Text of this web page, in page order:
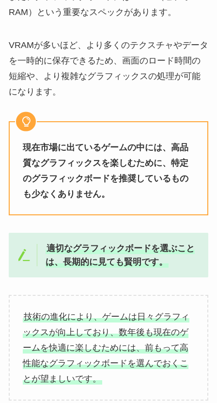
RAM）という重要なスペックがあります。
VRAMが多いほど、より多くのテクスチャやデータ
を一時的に保存できるため、画面のロード時間の
短縮や、より複雑なグラフィックスの処理が可能
になります。
現在市場に出ているゲームの中には、高品
質なグラフィックスを楽しむために、特定
のグラフィックボードを推奨しているもの
も少なくありません。
適切なグラフィックボードを選ぶこと
は、長期的に見ても賢明です。
技術の進化により、ゲームは日々グラフィ
ックスが向上しており、数年後も現在のゲ
ームを快適に楽しむためには、前もって高
性能なグラフィックボードを選んでおくこ
とが望ましいです。